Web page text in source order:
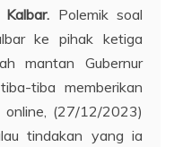
Polemik soal
ke pihak ketiga
mantan Gubernur
tiba memberikan
(27/12/2023)
tindakan yang ia